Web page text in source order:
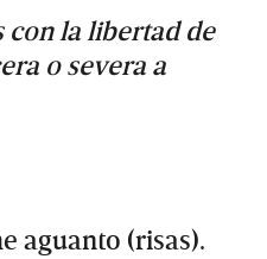
con la libertad de
o severa a
aguanto (risas).